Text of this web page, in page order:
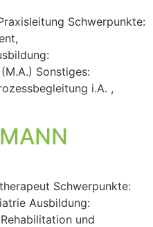
Schwerpunkte:
Sonstiges:
i.A. ,
Schwerpunkte:
Ausbildung:
und